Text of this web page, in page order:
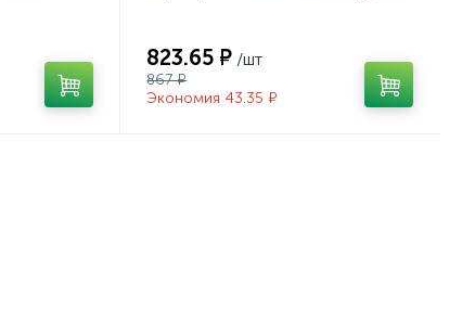
823.65 ₽ /шт
867 ₽
Экономия 43.35 ₽